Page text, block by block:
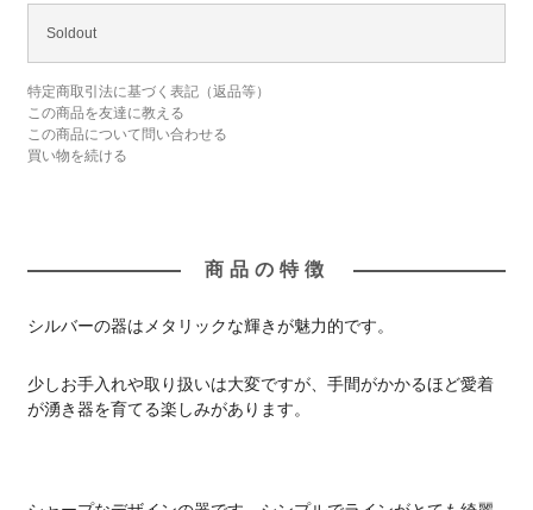
Soldout
特定商取引法に基づく表記（返品等）
この商品を友達に教える
この商品について問い合わせる
買い物を続ける
商品の特徴
シルバーの器はメタリックな輝きが魅力的です。
少しお手入れや取り扱いは大変ですが、手間がかかるほど愛着
が湧き器を育てる楽しみがあります。